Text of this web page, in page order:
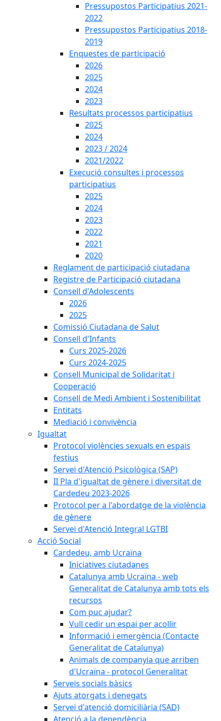
Pressupostos Participatius 2021-
2022
Pressupostos Participatius 2018-
2019
Enquestes de participació
2026
2025
2024
2023
Resultats processos participatius
2025
2024
2023 / 2024
2021/2022
Execució consultes i processos
participatius
2025
2024
2023
2022
2021
2020
Reglament de participació ciutadana
Registre de Participació ciutadana
Consell d'Adolescents
2026
2025
Comissió Ciutadana de Salut
Consell d'Infants
Curs 2025-2026
Curs 2024-2025
Consell Municipal de Solidaritat i
Cooperació
Consell de Medi Ambient i Sostenibilitat
Entitats
Mediació i convivència
Igualtat
Protocol violències sexuals en espais
festius
Servei d'Atenció Psicològica (SAP)
II Pla d'igualtat de gènere i diversitat de
Cardedeu 2023-2026
Protocol per a l'abordatge de la violència
de gènere
Servei d'Atenció Integral LGTBI
Acció Social
Cardedeu, amb Ucraïna
Iniciatives ciutadanes
Catalunya amb Ucraïna - web
Generalitat de Catalunya amb tots els
recursos
Com puc ajudar?
Vull cedir un espai per acollir
Informació i emergència (Contacte
Generalitat de Catalunya)
Animals de companyia que arriben
d'Ucraïna - protocol Generalitat
Serveis socials bàsics
Ajuts atorgats i denegats
Servei d'atenció domiciliària (SAD)